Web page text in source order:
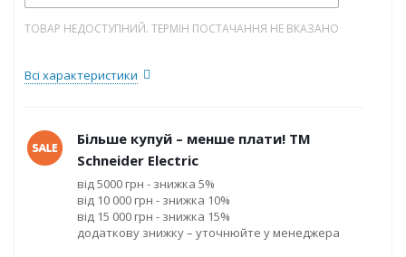
ТОВАР НЕДОСТУПНИЙ. ТЕРМІН ПОСТАЧАННЯ НЕ ВКАЗАНО
Всі характеристики
Більше купуй – менше плати! ТМ
Schneider Electric
від 5000 грн - знижка 5%
від 10 000 грн - знижка 10%
від 15 000 грн - знижка 15%
додаткову знижку – уточнюйте у менеджера